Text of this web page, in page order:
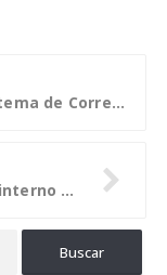
CGE busca aperfeiçoar o Sistema de Correição do Estado para processar servidores e empresas
Órgãos devem manter regimento interno atualizado, alerta CGE